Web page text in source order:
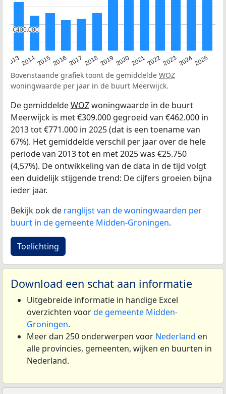
20132014201520162017 20182019 202020212022202320242025
€400.000
€400.000
Bovenstaande grafiek toont de gemiddelde WOZ
woningwaarde per jaar in de buurt Meerwijck.
De gemiddeldeWOZwoningwaarde in de buurt
Meerwijck is met €309.000 gegroeid van €462.000 in
2013 tot €771.000 in 2025 (dat is een toename van
67%). Het gemiddelde verschil per jaar over de hele
periode van 2013 tot en met 2025 was €25.750
(4,57%). De ontwikkeling van de data in de tijd volgt
een duidelijk stijgende trend: De cijfers groeien bijna
ieder jaar.
Bekijk ook de ranglijst van de woningwaarden per
buurt in de gemeente Midden-Groningen.
Toelichting
Download een schat aan informatie
Uitgebreide informatie in handige Excel
overzichten voorde gemeente Midden-
Groningen.
Meer dan 250 onderwerpen voor Nederland en
alle provincies, gemeenten, wijken en buurten in
Nederland.